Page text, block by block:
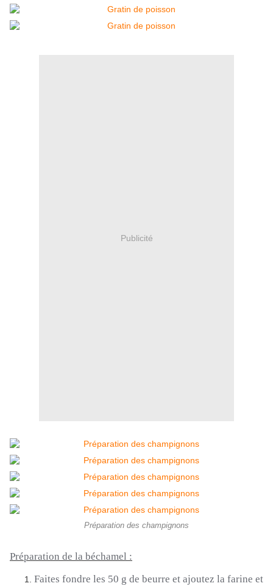
Publicité
Préparation des champignons
Préparation de la béchamel :
Faites fondre les 50 g de beurre et ajoutez la farine et